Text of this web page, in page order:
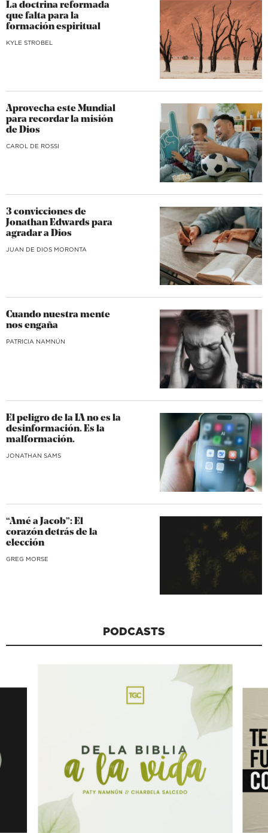
La doctrina reformada
que falta para la
formación espiritual
KYLE STROBEL
Aprovecha este Mundial
para recordar la misión
de Dios
CAROL DE ROSSI
3 convicciones de
Jonathan Edwards para
agradar a Dios
JUAN DE DIOS MORONTA
Cuando nuestra mente
nos engaña
​PATRICIA NAMNÚN
El peligro de la IA no es la
desinformación. Es la
malformación.
JONATHAN SAMS
“Amé a Jacob”: El
corazón detrás de la
elección
GREG MORSE
PODCASTS